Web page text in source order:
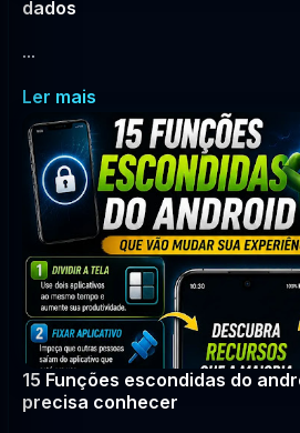
dados
...
Ler mais
15 Funções escondidas do
precisa conhecer